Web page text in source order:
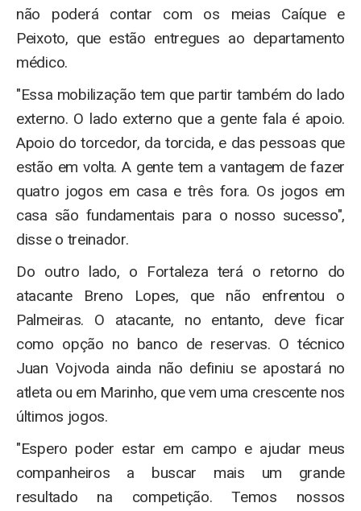
não poderá contar com os meias Caíque e
Peixoto, que estão entregues ao departamento
médico.
"Essa mobilização tem que partir também do lado
externo. O lado externo que a gente fala é apoio.
Apoio do torcedor, da torcida, e das pessoas que
estão em volta. A gente tem a vantagem de fazer
quatro jogos em casa e três fora. Os jogos em
casa são fundamentais para o nosso sucesso",
disse o treinador.
Do outro lado, o Fortaleza terá o retorno do
atacante Breno Lopes, que não enfrentou o
Palmeiras. O atacante, no entanto, deve ficar
como opção no banco de reservas. O técnico
Juan Vojvoda ainda não definiu se apostará no
atleta ou em Marinho, que vem uma crescente nos
últimos jogos.
"Espero poder estar em campo e ajudar meus
companheiros a buscar mais um grande
resultado na competição. Temos nossos